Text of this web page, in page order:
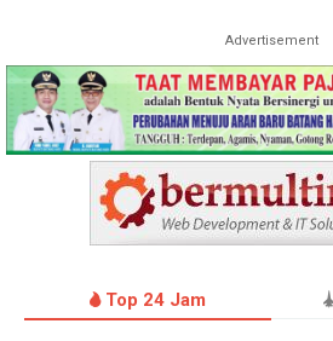
Advertisement
Top 24 Jam